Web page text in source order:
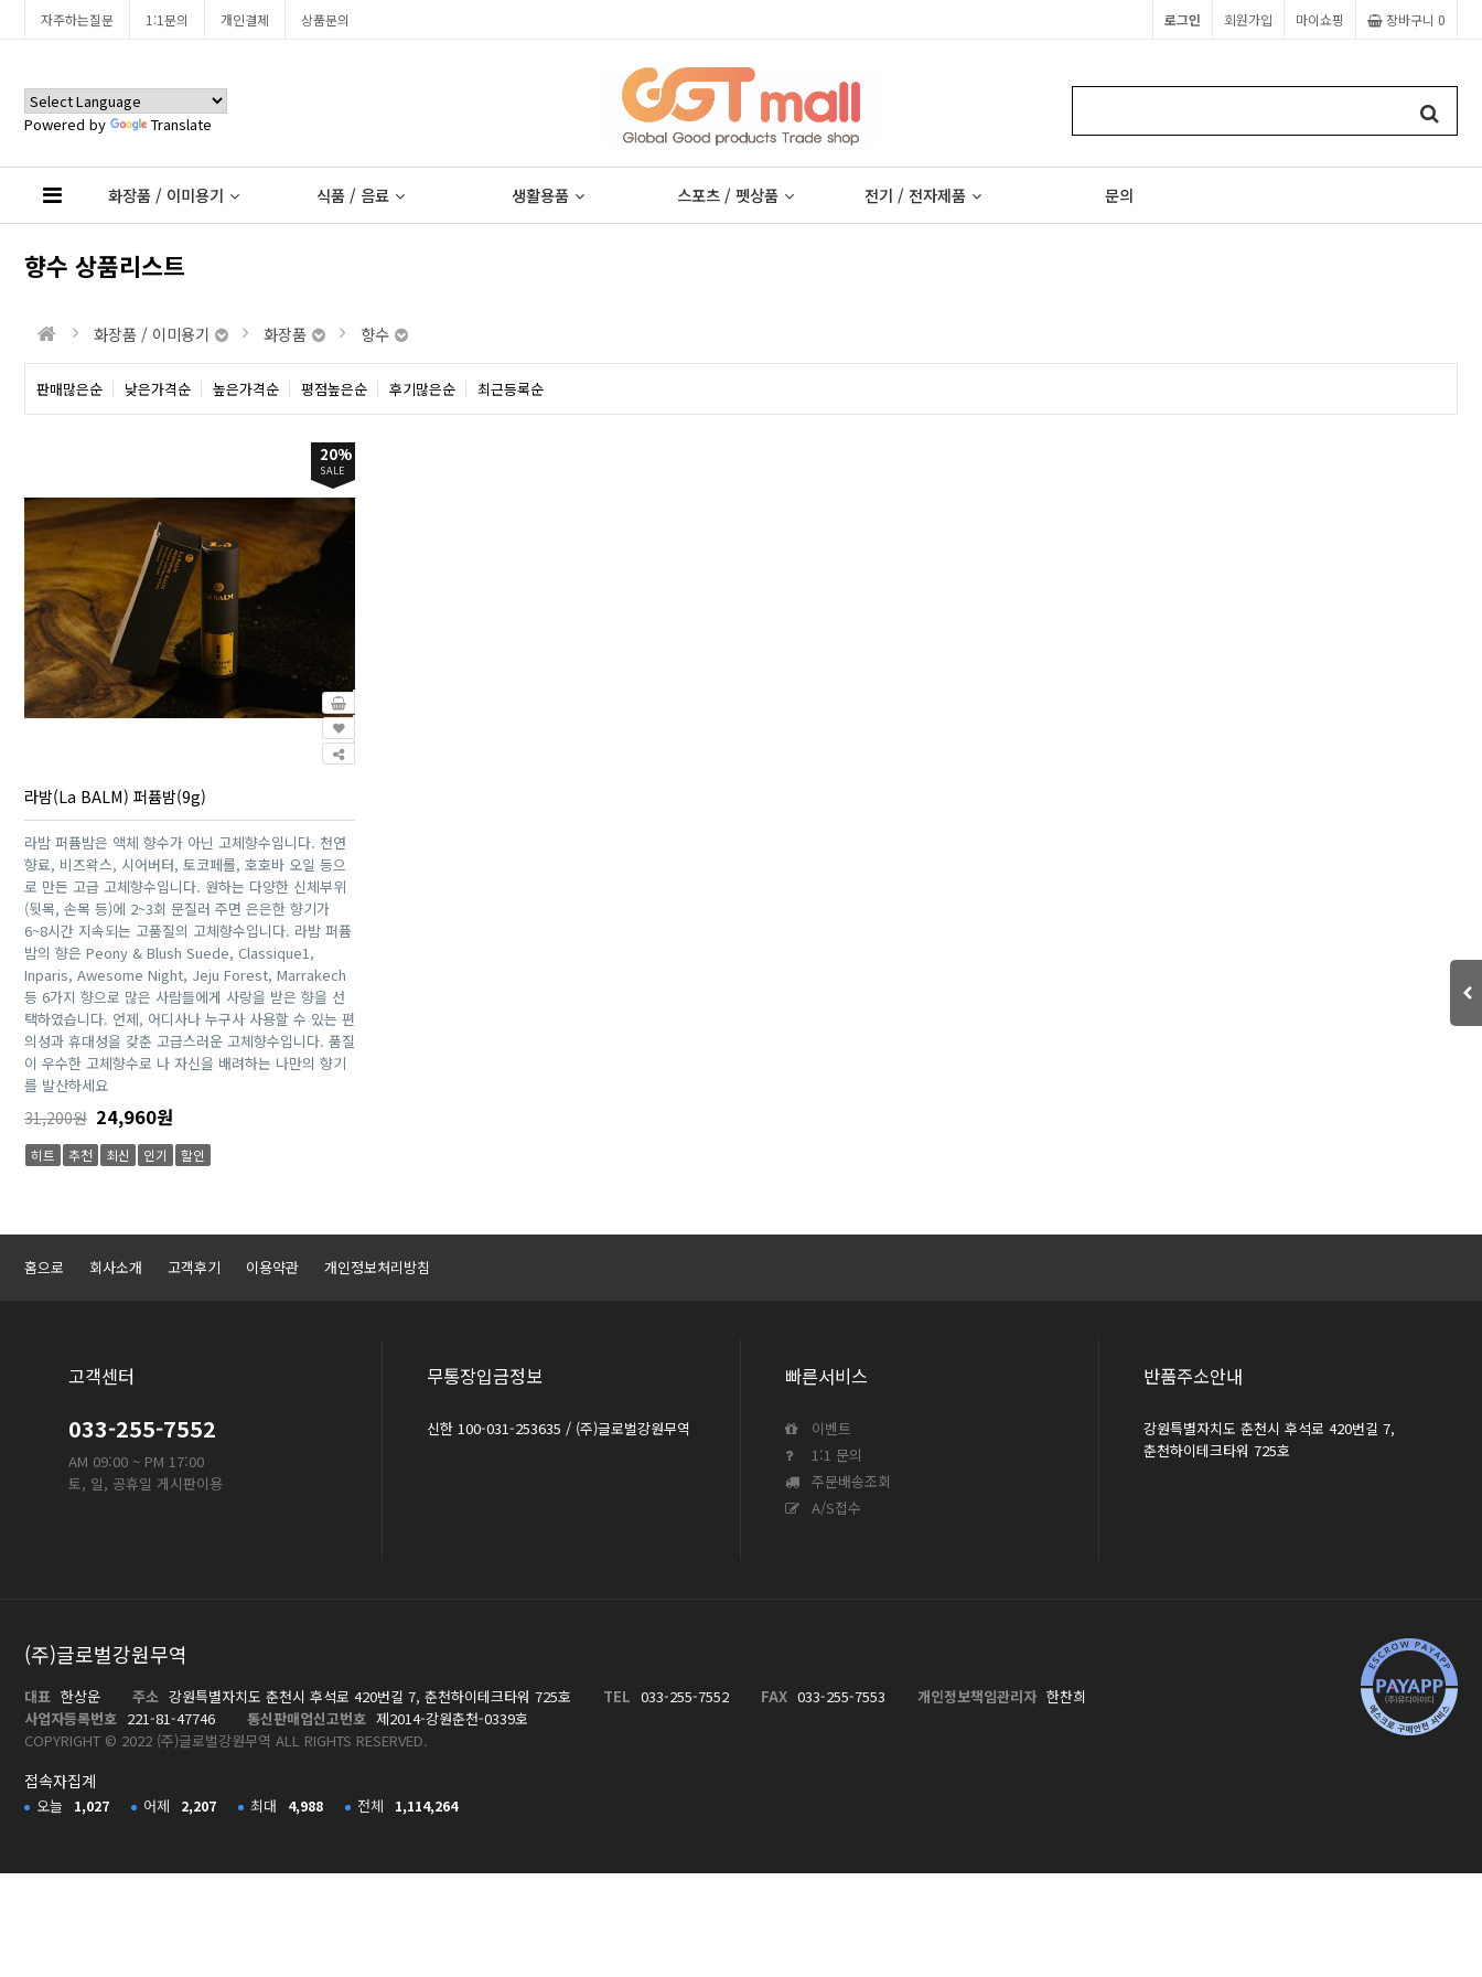
Powered by Translate
자주하는질문 1:1문의 개인결제 상품문의 장바구니 0
마이쇼핑
회원가입
로그인
화장품 / 이미용기 식품 / 음료 생활용품 스포츠 / 펫상품 전기 / 전자제품 문의
향수 상품리스트
화장품 / 이미용기 화장품 향수
판매많은순 낮은가격순 높은가격순 평점높은순 후기많은순 최근등록순
20%
SALE
라밤(La BALM) 퍼퓸밤(9g)
라밤 퍼퓸밤은 액체 향수가 아닌 고체향수입니다. 천연
향료, 비즈왁스, 시어버터, 토코페롤, 호호바 오일 등으
로 만든 고급 고체향수입니다. 원하는 다양한 신체부위
(뒷목, 손목 등)에 2~3회 문질러 주면 은은한 향기가
6~8시간 지속되는 고품질의 고체향수입니다. 라밤 퍼퓸
밤의 향은 Peony & Blush Suede, Classique1,
Inparis, Awesome Night, Jeju Forest, Marrakech
등 6가지 향으로 많은 사람들에게 사랑을 받은 향을 선
택하였습니다. 언제, 어디사나 누구사 사용할 수 있는 편
의성과 휴대성을 갖춘 고급스러운 고체향수입니다. 품질
이 우수한 고체향수로 나 자신을 배려하는 나만의 향기
를 발산하세요
31,200원 24,960원
히트 추천 최신 인기 할인
홈으로 회사소개 고객후기 이용약관 개인정보처리방침
고객센터
033-255-7552
AM 09:00 ~ PM 17:00
토, 일, 공휴일 게시판이용
무통장입금정보
신한 100-031-253635 / (주)글로벌강원무역
빠른서비스
이벤트
1:1 문의
주문배송조회
A/S접수
반품주소안내
강원특별자치도 춘천시 후석로 420번길 7,
춘천하이테크타워 725호
(주)글로벌강원무역
대표 한상운 주소 강원특별자치도 춘천시 후석로 420번길 7, 춘천하이테크타워 725호 TEL 033-255-7552 FAX 033-255-7553 개인정보책임관리자 한찬희
사업자등록번호 221-81-47746 통신판매업신고번호 제2014-강원춘천-0339호
COPYRIGHT © 2022 (주)글로벌강원무역 ALL RIGHTS RESERVED.
접속자집계
오늘 1,027 어제 2,207 최대 4,988 전체 1,114,264